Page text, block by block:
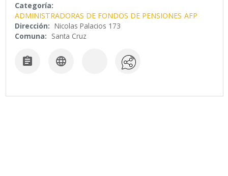
Categoría:
ADMINISTRADORAS DE FONDOS DE PENSIONES AFP
Dirección: Nicolas Palacios 173
Comuna: Santa Cruz
 